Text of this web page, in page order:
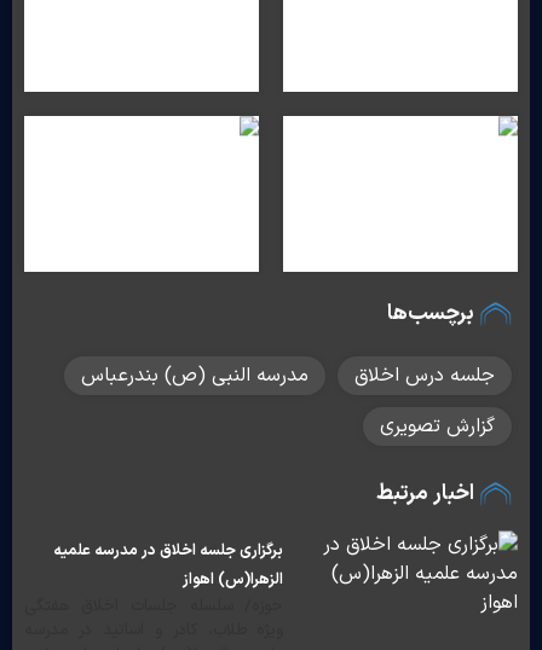
برچسب‌ها
جلسه درس اخلاق
مدرسه النبی (ص) بندرعباس
گزارش تصویری
اخبار مرتبط
برگزاری جلسه اخلاق در مدرسه علمیه
الزهرا(س) اهواز